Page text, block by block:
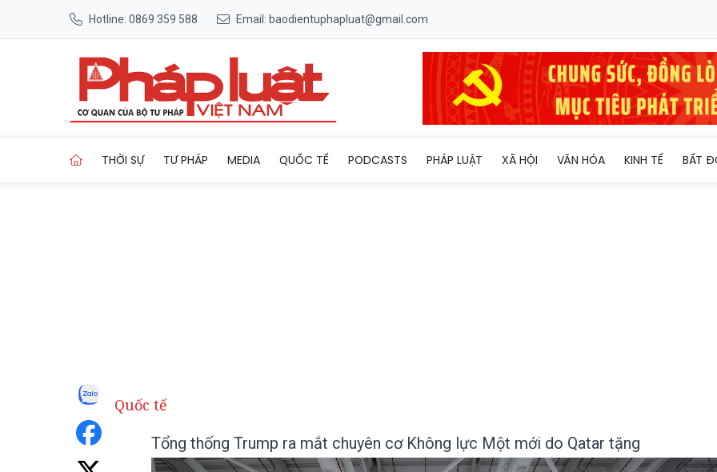
Hotline: 0869 359 588 Email: baodientuphapluat@gmail.com
THỜI SỰ TƯ PHÁP MEDIA QUỐC TẾ PODCASTS PHÁP LUẬT XÃ HỘI VĂN HÓA KINH TẾ BẤT
Quốc tế
Tổng thống Trump ra mắt chuyên cơ Không lực Một mới do Qatar tặng